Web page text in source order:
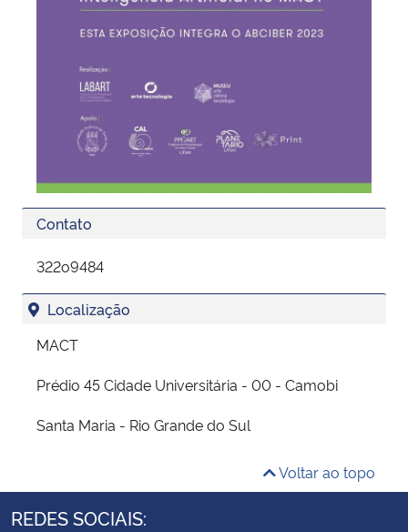
Contato
322o9484
Localização
MACT
Prédio 45 Cidade Universitária - 00 - Camobi
Santa Maria - Rio Grande do Sul
Voltar ao topo
REDES SOCIAIS: